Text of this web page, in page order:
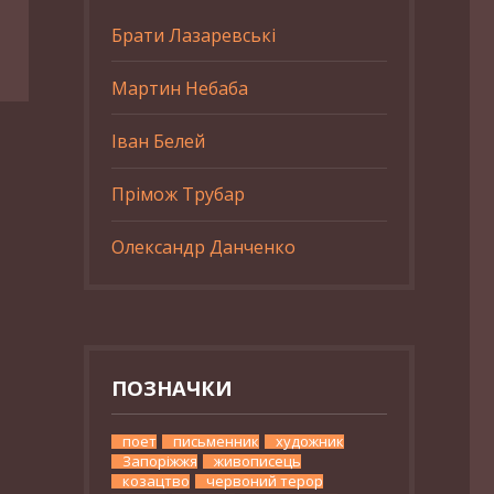
Брати Лазаревські
Мартин Небаба
Іван Белей
Прімож Трубар
Олександр Данченко
ПОЗНАЧКИ
поет письменник
художник
Запоріжжя
живописець
козацтво
червоний терор